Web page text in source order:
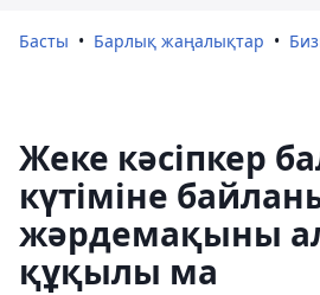
Басты Барлық жаңалықтар
Жеке кәсіпкер
күтіміне
жәрдемақыны
құқылы ма